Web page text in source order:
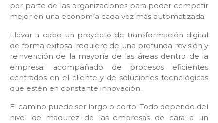
por parte de las organizaciones para poder competir
mejor en una economía cada vez más automatizada.
Llevar a cabo un proyecto de transformación digital
de forma exitosa, requiere de una profunda revisión y
reinvención de la mayoría de las áreas dentro de la
empresa; acompañado de procesos eficientes
centrados en el cliente y de soluciones tecnológicas
que estén en constante innovación.
El camino puede ser largo o corto. Todo depende del
nivel de madurez de las empresas de cara a un